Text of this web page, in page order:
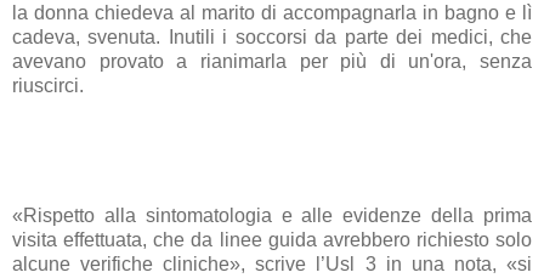
la donna chiedeva al marito di accompagnarla in bagno e lì
cadeva, svenuta. Inutili i soccorsi da parte dei medici, che
avevano provato a rianimarla per più di un'ora, senza
riuscirci.
«Rispetto alla sintomatologia e alle evidenze della prima
visita effettuata, che da linee guida avrebbero richiesto solo
alcune verifiche cliniche», scrive l’Usl 3 in una nota, «si